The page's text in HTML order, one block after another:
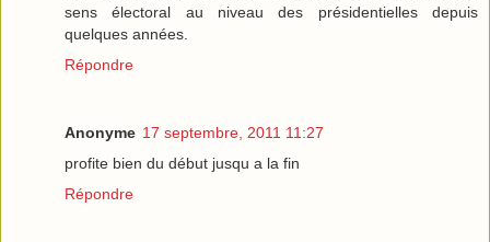
sens électoral au niveau des présidentielles depuis
quelques années.
Répondre
Anonyme 17 septembre, 2011 11:27
profite bien du début jusqu a la fin
Répondre